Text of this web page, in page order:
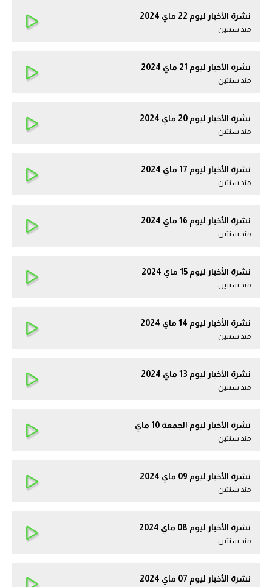
نشرة الأخبار ليوم 22 ماي 2024
مند سنتين
نشرة الأخبار ليوم 21 ماي 2024
مند سنتين
نشرة الأخبار ليوم 20 ماي 2024
مند سنتين
نشرة الأخبار ليوم 17 ماي 2024
مند سنتين
نشرة الأخبار ليوم 16 ماي 2024
مند سنتين
نشرة الأخبار ليوم 15 ماي 2024
مند سنتين
نشرة الأخبار ليوم 14 ماي 2024
مند سنتين
نشرة الأخبار ليوم 13 ماي 2024
مند سنتين
نشرة الأخبار ليوم الجمعة 10 ماي
مند سنتين
نشرة الأخبار ليوم 09 ماي 2024
مند سنتين
نشرة الأخبار ليوم 08 ماي 2024
مند سنتين
نشرة الأخبار ليوم 07 ماي 2024